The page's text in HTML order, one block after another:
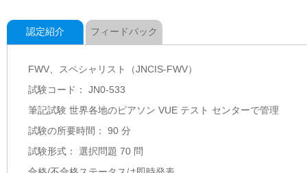
認定紹介 フィードバック
FWV、スペシャリスト（JNCIS-FWV）
試験コード： JN0-533
筆記試験 世界各地のピアソン VUE テスト センターで管理
試験の所要時間： 90 分
試験形式： 選択問題 70 問